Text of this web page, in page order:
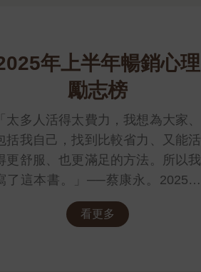
年上半年暢銷心理
勵志榜
「太多人活得太費力，我想為大家、
括我自己，找到比較省力、又能活
更舒服、也更滿足的方法。所以我
了這本書。」──蔡康永。2025網
友們心靈療癒都在看這些↓↓↓↓
看更多